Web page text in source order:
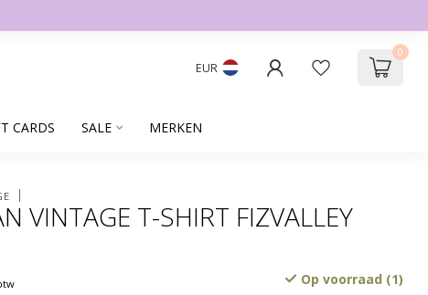
EUR
0
CARDS SALE MERKEN
VINTAGE T-SHIRT FIZVALLEY
Op voorraad (1)